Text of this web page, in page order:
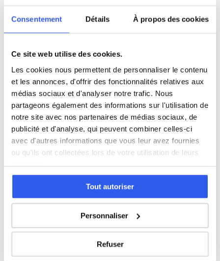
Consentement Détails À propos des cookies
Ce site web utilise des cookies.
Les cookies nous permettent de personnaliser le contenu
et les annonces, d'offrir des fonctionnalités relatives aux
médias sociaux et d'analyser notre trafic. Nous
partageons également des informations sur l'utilisation de
notre site avec nos partenaires de médias sociaux, de
publicité et d'analyse, qui peuvent combiner celles-ci
avec d'autres informations que vous leur avez fournies
ou qu'ils ont collectées lors de votre utilisation de leurs
services.
Tout autoriser
Personnaliser
Refuser
Espagnol
Allemand
Cours par niveau
Seconde Première Terminale
Tous les cours particuliers à Nancy
Découvrez l'ensemble de notre offre à Nancy :Voir tous